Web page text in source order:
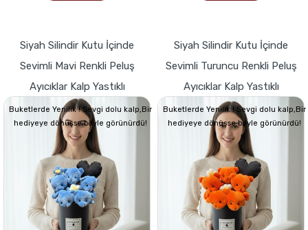
Siyah Silindir Kutu İçinde
Sevimli Mavi Renkli Peluş
Ayıcıklar Kalp Yastıklı
Buketlerde Yenilik ! Sevgi dolu kalp,Bir
hediyeye dönüşse böyle görünürdü!
Siyah Silindir Kutu İçinde
Sevimli Turuncu Renkli Peluş
Ayıcıklar Kalp Yastıklı
Buketlerde Yenilik ! Sevgi dolu kalp,Bir
hediyeye dönüşse böyle görünürdü!